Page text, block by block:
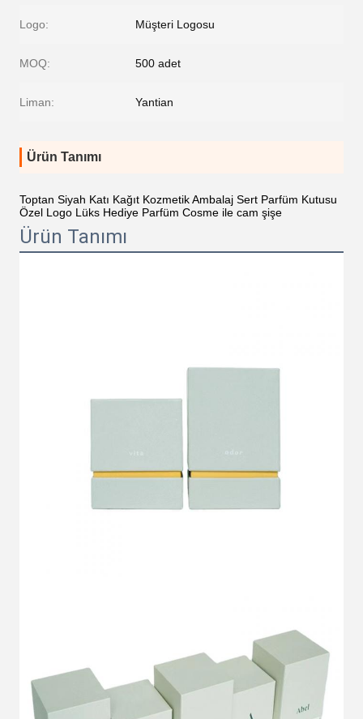
Logo: Müşteri Logosu
MOQ: 500 adet
Liman: Yantian
Ürün Tanımı
Toptan Siyah Katı Kağıt Kozmetik Ambalaj Sert Parfüm Kutusu
Özel Logo Lüks Hediye Parfüm Cosme ile cam şişe
Ürün Tanımı